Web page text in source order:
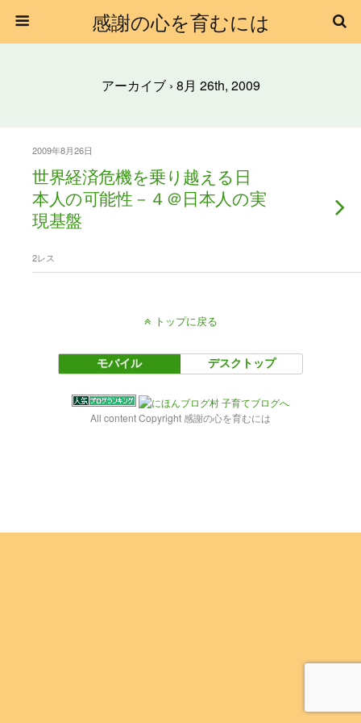
感謝の心を育むには
アーカイブ › 8月 26th, 2009
2009年8月26日
世界経済危機を乗り越える日
本人の可能性－４＠日本人の実
現基盤
2レス
トップに戻る
モバイル デスクトップ
All content Copyright 感謝の心を育むには